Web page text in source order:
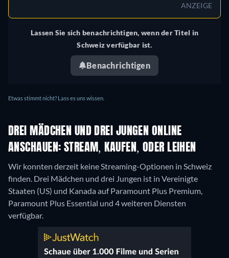
ANZEIGE
Lassen Sie sich benachrichtigen, wenn der Titel in
Schweiz verfügbar ist.
Benachrichtigen
Etwas stimmt nicht? Lass es uns wissen.
DREI MÄDCHEN UND DREI JUNGEN ONLINE
ANSCHAUEN: STREAM, KAUFEN, ODER LEIHEN
Wir konnten derzeit keine Streaming-Optionen in Schweiz
finden. Drei Mädchen und drei Jungen ist in Vereinigte
Staaten (US) und Kanada auf Paramount Plus Premium,
Paramount Plus Essential und 4 weiteren Diensten
verfügbar.